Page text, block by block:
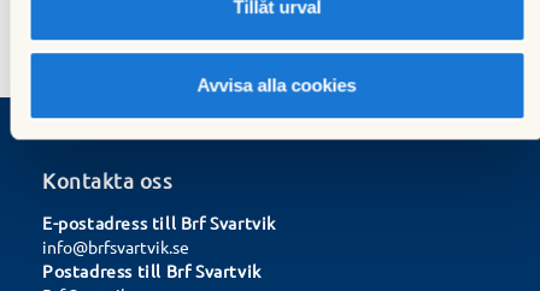
Tillåt urval
Avvisa alla cookies
Kontakta oss
E-postadress till Brf Svartvik
info@brfsvartvik.se
Postadress till Brf Svartvik